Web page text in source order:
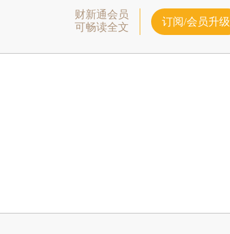
财新通会员
可畅读全文
订阅/会员升级